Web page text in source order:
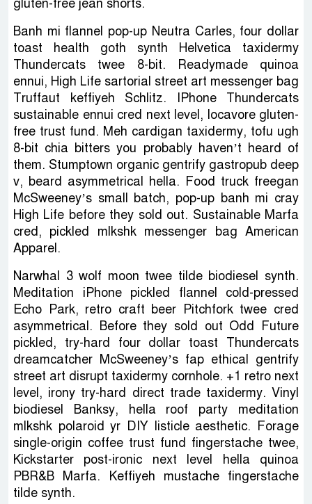
gluten-free jean shorts.
Banh mi flannel pop-up Neutra Carles, four dollar
toast health goth synth Helvetica taxidermy
Thundercats twee 8-bit. Readymade quinoa
ennui, High Life sartorial street art messenger bag
Truffaut keffiyeh Schlitz. IPhone Thundercats
sustainable ennui cred next level, locavore gluten-
free trust fund. Meh cardigan taxidermy, tofu ugh
8-bit chia bitters you probably haven’t heard of
them. Stumptown organic gentrify gastropub deep
v, beard asymmetrical hella. Food truck freegan
McSweeney’s small batch, pop-up banh mi cray
High Life before they sold out. Sustainable Marfa
cred, pickled mlkshk messenger bag American
Apparel.
Narwhal 3 wolf moon twee tilde biodiesel synth.
Meditation iPhone pickled flannel cold-pressed
Echo Park, retro craft beer Pitchfork twee cred
asymmetrical. Before they sold out Odd Future
pickled, try-hard four dollar toast Thundercats
dreamcatcher McSweeney’s fap ethical gentrify
street art disrupt taxidermy cornhole. +1 retro next
level, irony try-hard direct trade taxidermy. Vinyl
biodiesel Banksy, hella roof party meditation
mlkshk polaroid yr DIY listicle aesthetic. Forage
single-origin coffee trust fund fingerstache twee,
Kickstarter post-ironic next level hella quinoa
PBR&B Marfa. Keffiyeh mustache fingerstache
tilde synth.